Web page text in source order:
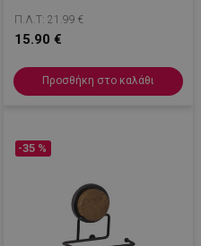
Π.Λ.Τ: 21.99 €
15.90 €
Προσθήκη στο καλάθι
-35 %